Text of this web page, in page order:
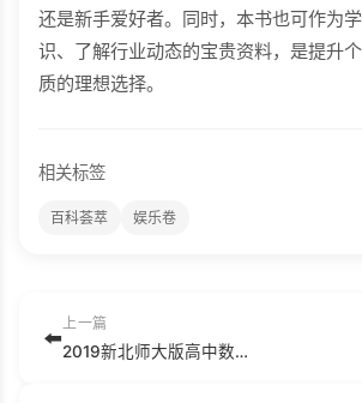
还是新手爱好者。同时，本书也可作为
识、了解行业动态的宝贵资料，是提升
质的理想选择。
相关标签
百科荟萃 娱乐卷
⬅️
上一篇
2019新北师大版高中数学必修一.pdf